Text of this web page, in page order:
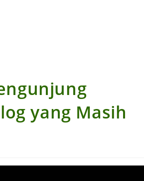
yang Masih